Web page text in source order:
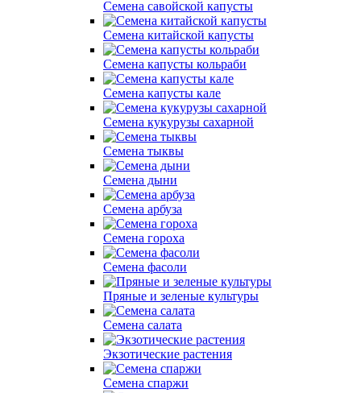
Семена савойской капусты
Семена китайской капусты
Cемена капусты кольраби
Семена капусты кале
Семена кукурузы сахарной
Семена тыквы
Семена дыни
Семена арбуза
Семена гороха
Семена фасоли
Пряные и зеленые культуры
Семена салата
Экзотические растения
Семена спаржи